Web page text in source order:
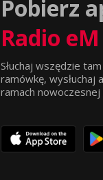
Pobierz
Radio
Słuchaj wszędzie
ramówkę, wysłuchaj
ramach nowoczesnej